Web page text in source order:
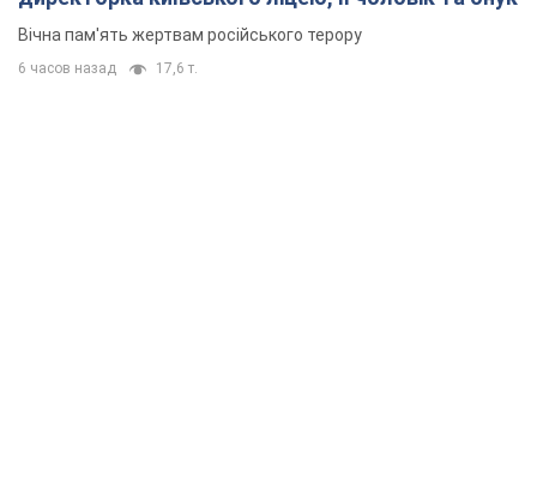
Вічна пам'ять жертвам російського терору
6 часов назад 17,6 т.